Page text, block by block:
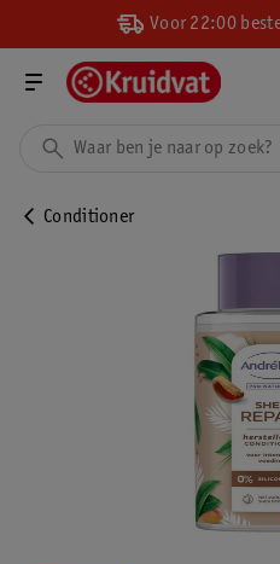
Voor 22:00
Conditioner